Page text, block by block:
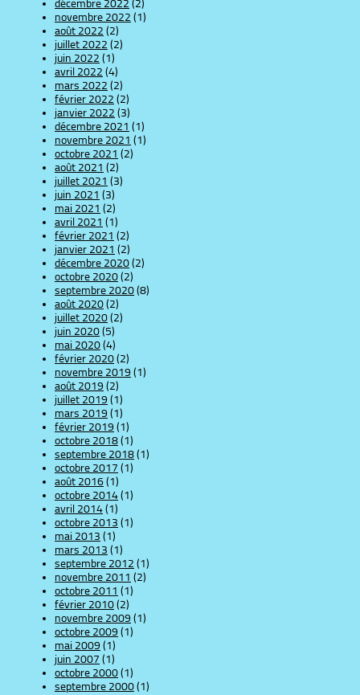
décembre 2022 (2)
novembre 2022 (1)
août 2022 (2)
juillet 2022 (2)
juin 2022 (1)
avril 2022 (4)
mars 2022 (2)
février 2022 (2)
janvier 2022 (3)
décembre 2021 (1)
novembre 2021 (1)
octobre 2021 (2)
août 2021 (2)
juillet 2021 (3)
juin 2021 (3)
mai 2021 (2)
avril 2021 (1)
février 2021 (2)
janvier 2021 (2)
décembre 2020(2)
octobre 2020(2)
septembre 2020(8)
août 2020(2)
juillet 2020(2)
juin 2020(5)
mai 2020(4)
février 2020(2)
novembre 2019(1)
août 2019(2)
juillet 2019(1)
mars 2019(1)
février 2019(1)
octobre 2018(1)
septembre 2018(1)
octobre 2017 (1)
août 2016(1)
octobre 2014(1)
avril 2014(1)
octobre 2013 (1)
mai 2013 (1)
mars 2013 (1)
septembre 2012 (1)
novembre 2011 (2)
octobre 2011 (1)
février 2010(2)
novembre 2009(1)
octobre 2009(1)
mai 2009(1)
juin 2007 (1)
octobre 2000(1)
septembre 2000(1)